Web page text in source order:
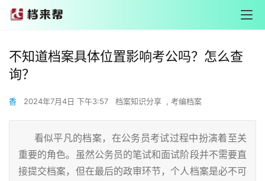
不知道档案具体位置影响考公吗？怎么查
询？
香 2024年7月4日 下午3:57 档案知识分享 , 考编档案
看似平凡的档案，在公务员考试过程中扮演着至关
重要的角色。虽然公务员的笔试和面试阶段并不需要直
接提交档案，但在最后的政审环节，个人档案是必不可